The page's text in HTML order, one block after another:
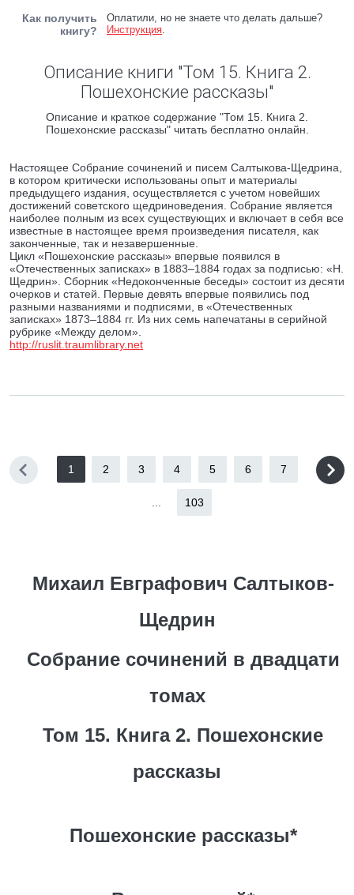
Как получить
книгу?
Оплатили, но не знаете что делать дальше?
Инструкция.
Описание книги "Том 15. Книга 2.
Пошехонские рассказы"
Описание и краткое содержание "Том 15. Книга 2.
Пошехонские рассказы" читать бесплатно онлайн.
Настоящее Собрание сочинений и писем Салтыкова-Щедрина,
в котором критически использованы опыт и материалы
предыдущего издания, осуществляется с учетом новейших
достижений советского щедриноведения. Собрание является
наиболее полным из всех существующих и включает в себя все
известные в настоящее время произведения писателя, как
законченные, так и незавершенные.
Цикл «Пошехонские рассказы» впервые появился в
«Отечественных записках» в 1883–1884 годах за подписью: «Н.
Щедрин». Сборник «Недоконченные беседы» состоит из десяти
очерков и статей. Первые девять впервые появились под
разными названиями и подписями, в «Отечественных
записках» 1873–1884 гг. Из них семь напечатаны в серийной
рубрике «Между делом».
http://ruslit.traumlibrary.net
1 2 3 4 5 6 7
103
Михаил Евграфович Салтыков-
Щедрин
Собрание сочинений в двадцати
томах
Том 15. Книга 2. Пошехонские
рассказы
Пошехонские рассказы*